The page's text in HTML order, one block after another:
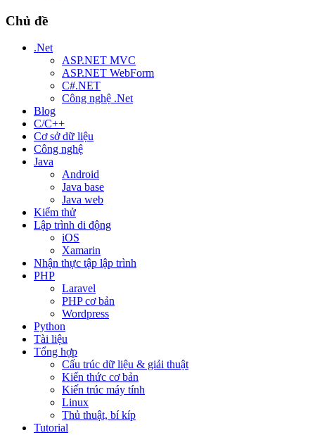
Chủ đề
.Net
ASP.NET MVC
ASP.NET WebForm
C#.NET
Công nghệ .Net
Blog
C/C++
Cơ sở dữ liệu
Công nghệ
Java
Android
Java base
Java web
Kiểm thử
Lập trình di động
iOS
Xamarin
Nhận thực tập lập trình
PHP
Laravel
PHP cơ bản
Wordpress
Python
Tài liệu
Tổng hợp
Cấu trúc dữ liệu & giải thuật
Kiến thức cơ bản
Kiến trúc máy tính
Linux
Thủ thuật, bí kíp
Tutorial